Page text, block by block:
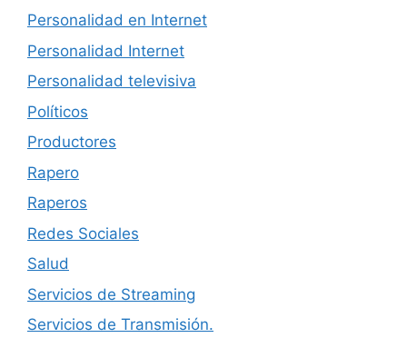
Personalidad en Internet
Personalidad Internet
Personalidad televisiva
Políticos
Productores
Rapero
Raperos
Redes Sociales
Salud
Servicios de Streaming
Servicios de Transmisión.